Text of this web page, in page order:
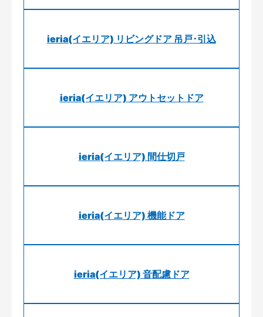
ieria(イエリア) リビングドア 吊戸･引込
ieria(イエリア) アウトセットドア
ieria(イエリア) 間仕切戸
ieria(イエリア) 機能ドア
ieria(イエリア) 音配慮ドア